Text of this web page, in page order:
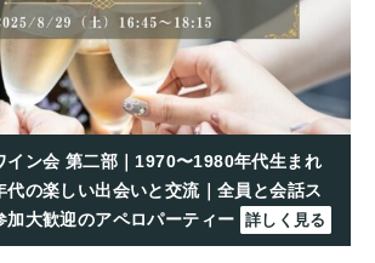
イン会 第二部｜1970〜1980年代生まれ
代の楽しい出会いと交流｜全員と会話ス
加大歓迎のアペロパーティー 詳しく見る